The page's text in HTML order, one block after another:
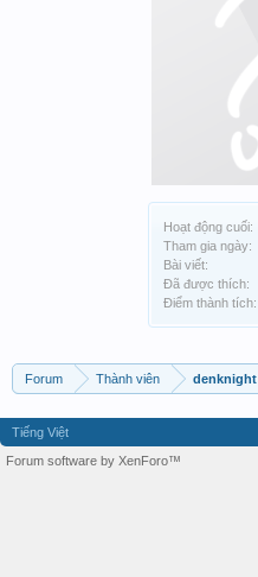
Hoạt động cuối:
Tham gia ngày:
Bài viết:
Đã được thích:
Điểm thành tích:
Forum Thành viên denknight
Tiếng Việt
Forum software by XenForo™